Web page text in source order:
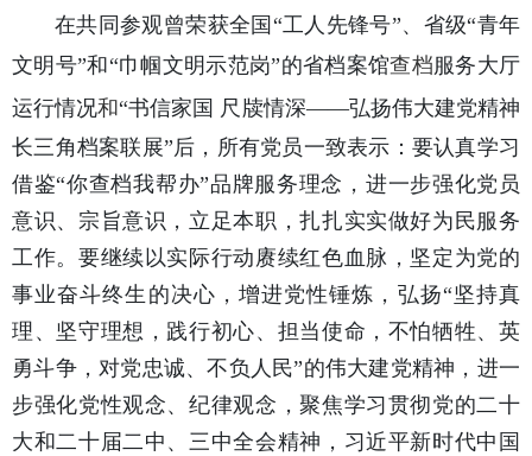
在共同参观曾荣获全国“工人先锋号”、省级“青年
文明号”和“巾帼文明示范岗”的省档案馆查档服务大厅
运行情况和“书信家国 尺牍情深——弘扬伟大建党精神
长三角档案联展”后，所有党员一致表示：要认真学习
借鉴“你查档我帮办”品牌服务理念，进一步强化党员
意识、宗旨意识，立足本职，扎扎实实做好为民服务
工作。要继续以实际行动赓续红色血脉，坚定为党的
事业奋斗终生的决心，增进党性锤炼，弘扬“坚持真
理、坚守理想，践行初心、担当使命，不怕牺牲、英
勇斗争，对党忠诚、不负人民”的伟大建党精神，进一
步强化党性观念、纪律观念，聚焦学习贯彻党的二十
大和二十届二中、三中全会精神，习近平新时代中国